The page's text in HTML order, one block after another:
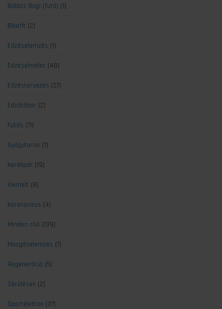
Balázs Bogi (futó) (1)
Bikefit (2)
Edzéselemzés (1)
Edzéselmélet (48)
Edzéstervezés (27)
Edzőtábor (2)
Futás (71)
Gyógytorna (7)
Kerékpár (19)
Kiemelt (8)
Koronavírus (4)
Minden cikk (139)
Mozgáselemzés (7)
Regeneráció (5)
Sérülések (2)
Sportélettan (37)